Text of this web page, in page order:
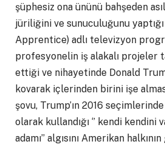
şüphesiz ona ününü bahşeden asıl
jüriliğini ve sunuculuğunu yaptığı
Apprentice) adlı televizyon
profesyonelin iş alakalı projeler
ettiği ve nihayetinde Donald
kovarak içlerinden birini işe
şovu, Trump’ın 2016
olarak kullandığı ‘’ kendi kendini
adamı’’ algısını Amerikan